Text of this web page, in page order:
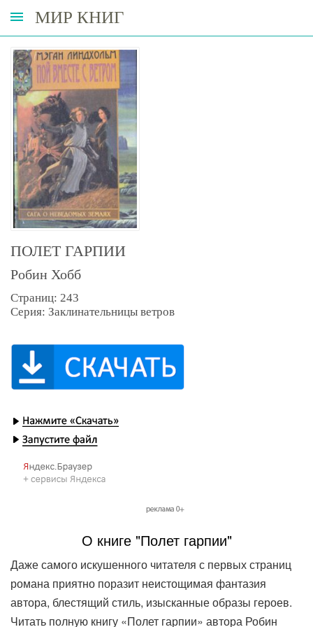
МИР КНИГ
ПОЛЕТ ГАРПИИ
Робин Хобб
Страниц: 243
Серия: Заклинательницы ветров
О книге "Полет гарпии"
Даже самого искушенного читателя с первых страниц
романа приятно поразит неистощимая фантазия
автора, блестящий стиль, изысканные образы героев.
Читать полную книгу «Полет гарпии» автора Робин